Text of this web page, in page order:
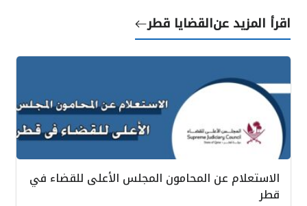
اقرأ المزيد عنالقضايا قطر
الاستعلام عن المحامون المجلس الأعلى للقضاء في
قطر